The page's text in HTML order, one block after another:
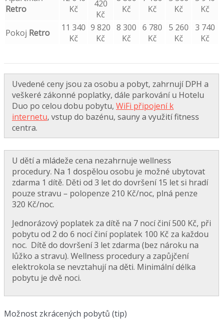
Retro
Kč
420
Kč
Kč
Kč
Kč
Kč
Pokoj Retro
11 340
Kč
9 820
Kč
8 300
Kč
6 780
Kč
5 260
Kč
3 740
Kč
Uvedené ceny jsou za osobu a pobyt, zahrnují DPH a
veškeré zákonné poplatky, dále parkování u Hotelu
Duo po celou dobu pobytu, WiFi připojení k
internetu, vstup do bazénu, sauny a využití fitness
centra.
U dětí a mládeže cena nezahrnuje wellness
procedury. Na 1 dospělou osobu je možné ubytovat
zdarma 1 dítě. Děti od 3 let do dovršení 15 let si hradí
pouze stravu – polopenze 210 Kč/noc, plná penze
320 Kč/noc.
Jednorázový poplatek za dítě na 7 nocí činí 500 Kč, při
pobytu od 2 do 6 nocí činí poplatek 100 Kč za každou
noc. Dítě do dovršení 3 let zdarma (bez nároku na
lůžko a stravu). Wellness procedury a zapůjčení
elektrokola se nevztahují na děti. Minimální délka
pobytu je dvě noci.
Možnost zkrácených pobytů (tip)